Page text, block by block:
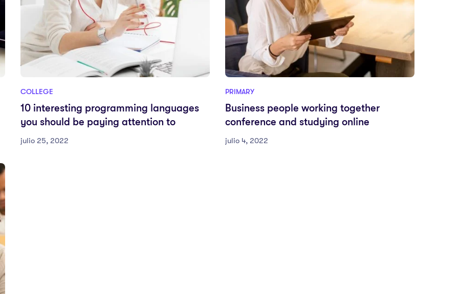
COLLEGE
10 interesting programming languages
you should be paying attention to
julio 25, 2022
PRIMARY
Business people working together
conference and studying online
julio 4, 2022